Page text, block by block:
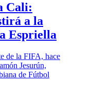
Cali:
a la
Espriella